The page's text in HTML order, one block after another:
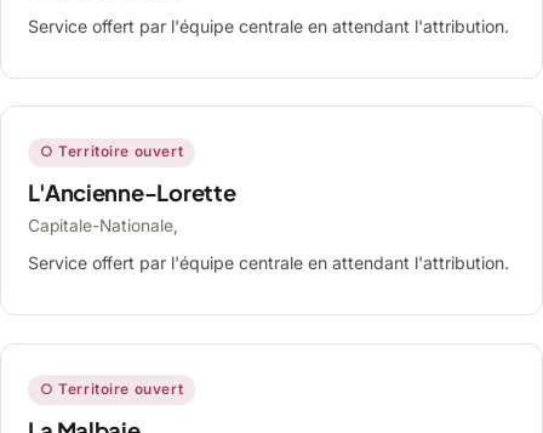
Service offert par l'équipe centrale en attendant l'attribution.
○ Territoire ouvert
L'Ancienne-Lorette
Capitale-Nationale,
Service offert par l'équipe centrale en attendant l'attribution.
○ Territoire ouvert